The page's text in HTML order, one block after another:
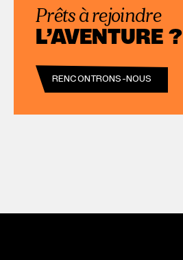
Prêts à rejoindre
L’AVENTURE ?
RENCONTRONS-NOUS